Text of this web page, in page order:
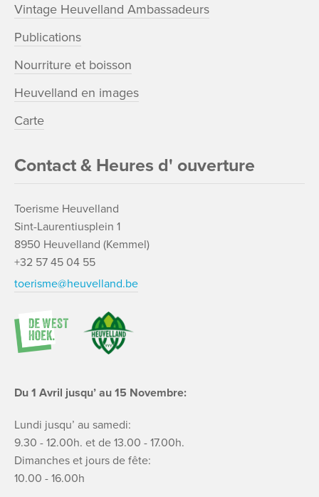
Vintage Heuvelland Ambassadeurs
Publications
Nourriture et boisson
Heuvelland en images
Carte
Contact & Heures d' ouverture
Toerisme Heuvelland
Sint-Laurentiusplein 1
8950 Heuvelland (Kemmel)
+32 57 45 04 55
toerisme@heuvelland.be
Du 1 Avril jusqu’ au 15 Novembre:
Lundi jusqu’ au samedi:
9.30 - 12.00h. et de 13.00 - 17.00h.
Dimanches et jours de fête:
10.00 - 16.00h